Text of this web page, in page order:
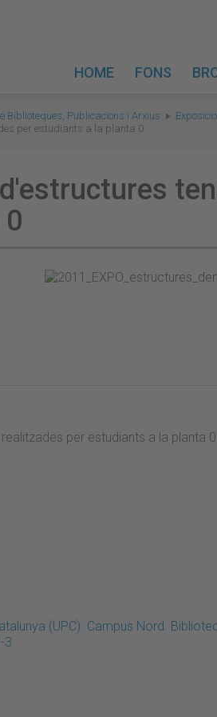
HOME FONS
Biblioteques, Publicacions i Arxius
per estudiants a la planta 0
per estudiants a la planta 0
(UPC). Campus Nord.
3